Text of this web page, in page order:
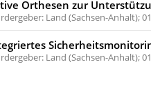
Orthesen zur
Land (Sachsen-Anhalt);
Land (Sachsen-Anhalt);